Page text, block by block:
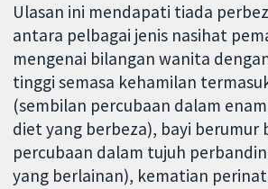
Ulasan ini mendapati tiada
antara pelbagai jenis nasihat
mengenai bilangan wanita
tinggi semasa kehamilan
(sembilan percubaan dalam
diet yang berbeza), bayi berumur
percubaan dalam tujuh
yang berlainan), kematian